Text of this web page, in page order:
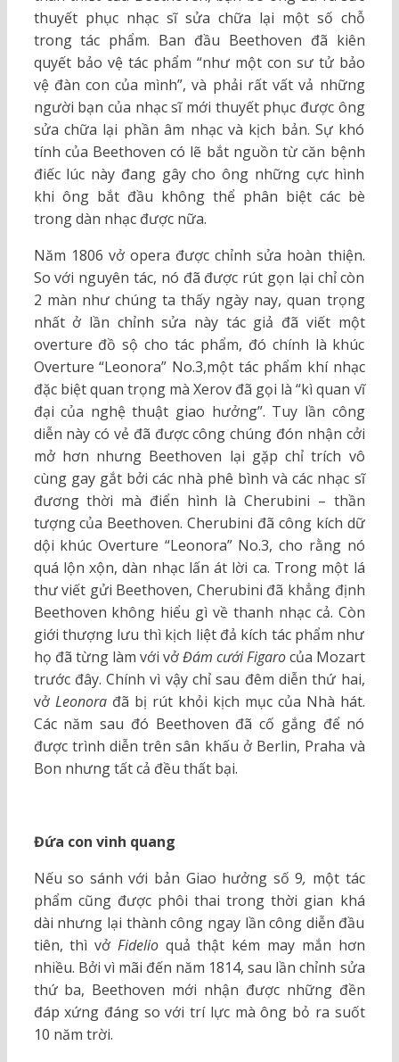
thuyết phục nhạc sĩ sửa chữa lại một số chỗ
trong tác phẩm. Ban đầu Beethoven đã kiên
quyết bảo vệ tác phẩm “như một con sư tử bảo
vệ đàn con của mình”, và phải rất vất vả những
người bạn của nhạc sĩ mới thuyết phục được ông
sửa chữa lại phần âm nhạc và kịch bản. Sự khó
tính của Beethoven có lẽ bắt nguồn từ căn bệnh
điếc lúc này đang gây cho ông những cực hình
khi ông bắt đầu không thể phân biệt các bè
trong dàn nhạc được nữa.
Năm 1806 vở opera được chỉnh sửa hoàn thiện.
So với nguyên tác, nó đã được rút gọn lại chỉ còn
2 màn như chúng ta thấy ngày nay, quan trọng
nhất ở lần chỉnh sửa này tác giả đã viết một
overture đồ sộ cho tác phẩm, đó chính là khúc
Overture “Leonora” No.3,một tác phẩm khí nhạc
đặc biệt quan trọng mà Xerov đã gọi là “kì quan vĩ
đại của nghệ thuật giao hưởng”. Tuy lần công
diễn này có vẻ đã được công chúng đón nhận cởi
mở hơn nhưng Beethoven lại gặp chỉ trích vô
cùng gay gắt bởi các nhà phê bình và các nhạc sĩ
đương thời mà điển hình là Cherubini – thần
tượng của Beethoven. Cherubini đã công kích dữ
dội khúc Overture “Leonora” No.3, cho rằng nó
quá lộn xộn, dàn nhạc lấn át lời ca. Trong một lá
thư viết gửi Beethoven, Cherubini đã khẳng định
Beethoven không hiểu gì về thanh nhạc cả. Còn
giới thượng lưu thì kịch liệt đả kích tác phẩm như
họ đã từng làm với vởĐám cưới Figarocủa Mozart
trước đây. Chính vì vậy chỉ sau đêm diễn thứ hai,
vở Leonora đã bị rút khỏi kịch mục của Nhà hát.
Các năm sau đó Beethoven đã cố gắng để nó
được trình diễn trên sân khấu ở Berlin, Praha và
Bon nhưng tất cả đều thất bại.
Đứa con vinh quang
Nếu so sánh với bản Giao hưởng số 9, một tác
phẩm cũng được phôi thai trong thời gian khá
dài nhưng lại thành công ngay lần công diễn đầu
tiên, thì vở Fidelio quả thật kém may mắn hơn
nhiều. Bởi vì mãi đến năm 1814, sau lần chỉnh sửa
thứ ba, Beethoven mới nhận được những đền
đáp xứng đáng so với trí lực mà ông bỏ ra suốt
10 năm trời.